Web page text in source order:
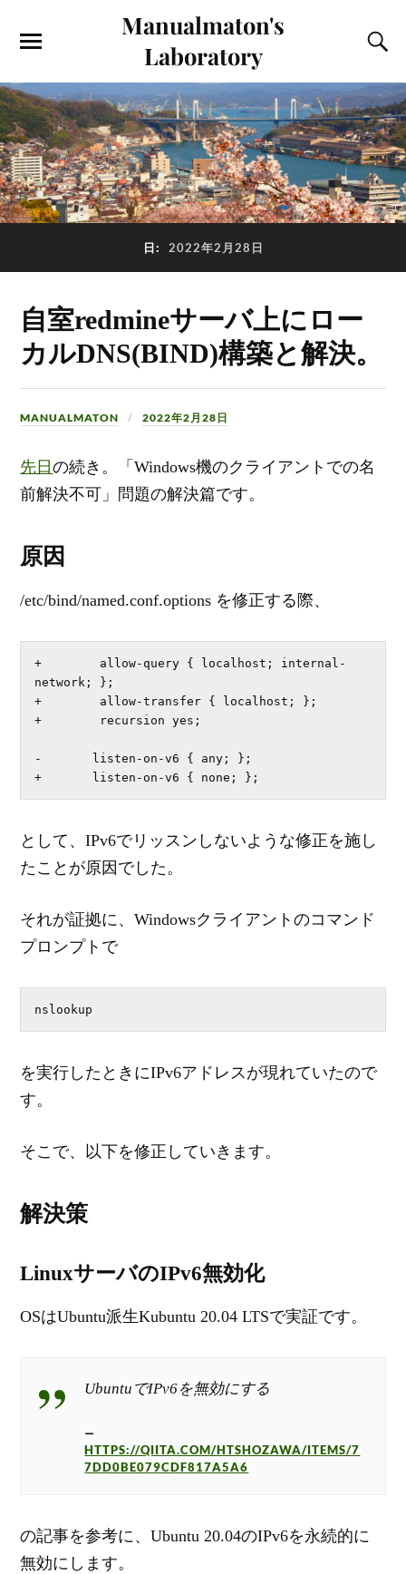
Manualmaton's
Laboratory
日: 2022年2月28日
自室redmineサーバ上にロー
カルDNS(BIND)構築と解決。
MANUALMATON 2022年2月28日
先日の続き。「Windows機のクライアントでの名
前解決不可」問題の解決篇です。
原因
/etc/bind/named.conf.options を修正する際、
+        allow-query { localhost; internal-
network; };
+        allow-transfer { localhost; };
+        recursion yes;
-       listen-on-v6 { any; };
+       listen-on-v6 { none; };
として、IPv6でリッスンしないような修正を施し
たことが原因でした。
それが証拠に、Windowsクライアントのコマンド
プロンプトで
nslookup
を実行したときにIPv6アドレスが現れていたので
す。
そこで、以下を修正していきます。
解決策
LinuxサーバのIPv6無効化
OSはUbuntu派生Kubuntu 20.04 LTSで実証です。
UbuntuでIPv6を無効にする
HTTPS://QIITA.COM/HTSHOZAWA/ITEMS/7
7DD0BE079CDF817A5A6
の記事を参考に、Ubuntu 20.04のIPv6を永続的に
無効にします。